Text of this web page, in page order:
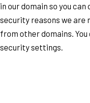
in our domain so you
security reasons we are
from other domains.
security settings.